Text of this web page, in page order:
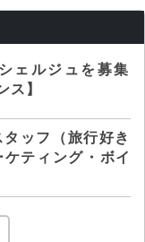
ェルジュを募集
ス】
ッフ（旅行好き
ティング・ボイ